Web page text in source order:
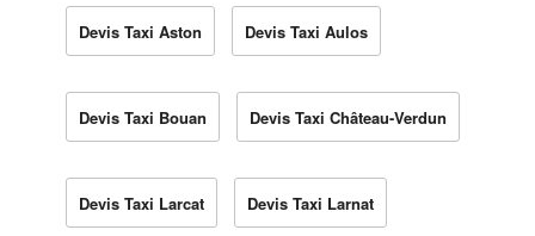
Devis Taxi Aston Devis Taxi Aulos
Devis Taxi Bouan Devis Taxi Château-Verdun
Devis Taxi Larcat Devis Taxi Larnat